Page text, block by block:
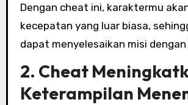
Dengan cheat ini, karaktermu
kecepatan yang luar biasa,
dapat menyelesaikan misi
2. Cheat
Keterampilan